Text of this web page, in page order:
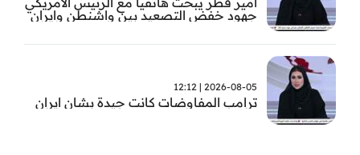
جهود خفض التصعيد بين واشنطن وايران
2026-08-05 | 12:12
ترامب المفاوضات كانت جيدة بشان ايران